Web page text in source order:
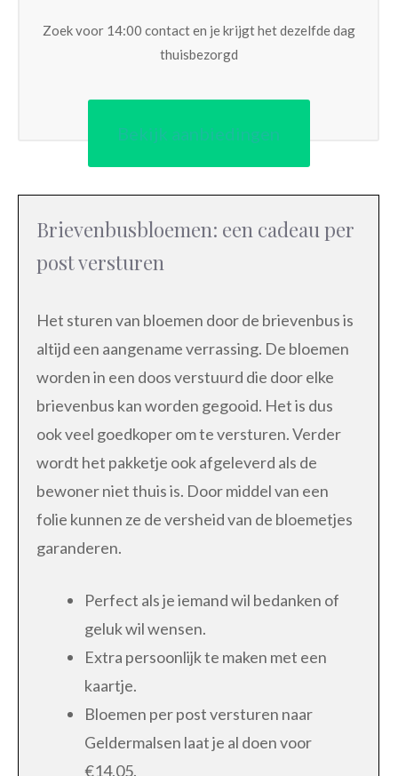
Zoek voor 14:00 contact en je krijgt het dezelfde dag
thuisbezorgd
Bekijk aanbiedingen
Brievenbusbloemen: een cadeau per
post versturen
Het sturen van bloemen door de brievenbus is
altijd een aangename verrassing. De bloemen
worden in een doos verstuurd die door elke
brievenbus kan worden gegooid. Het is dus
ook veel goedkoper om te versturen. Verder
wordt het pakketje ook afgeleverd als de
bewoner niet thuis is. Door middel van een
folie kunnen ze de versheid van de bloemetjes
garanderen.
Perfect als je iemand wil bedanken of
geluk wil wensen.
Extra persoonlijk te maken met een
kaartje.
Bloemen per post versturen naar
Geldermalsen laat je al doen voor
€14,05.